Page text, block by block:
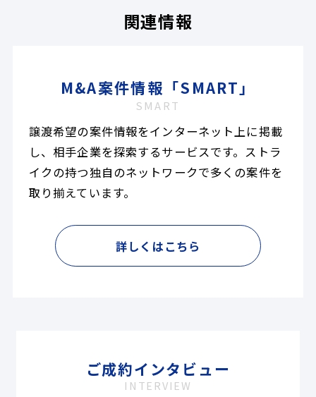
関連情報
M&A案件情報「SMART」
SMART
譲渡希望の案件情報をインターネット上に掲載
し、相手企業を探索するサービスです。ストラ
イクの持つ独自のネットワークで多くの案件を
取り揃えています。
詳しくはこちら
ご成約インタビュー
INTERVIEW